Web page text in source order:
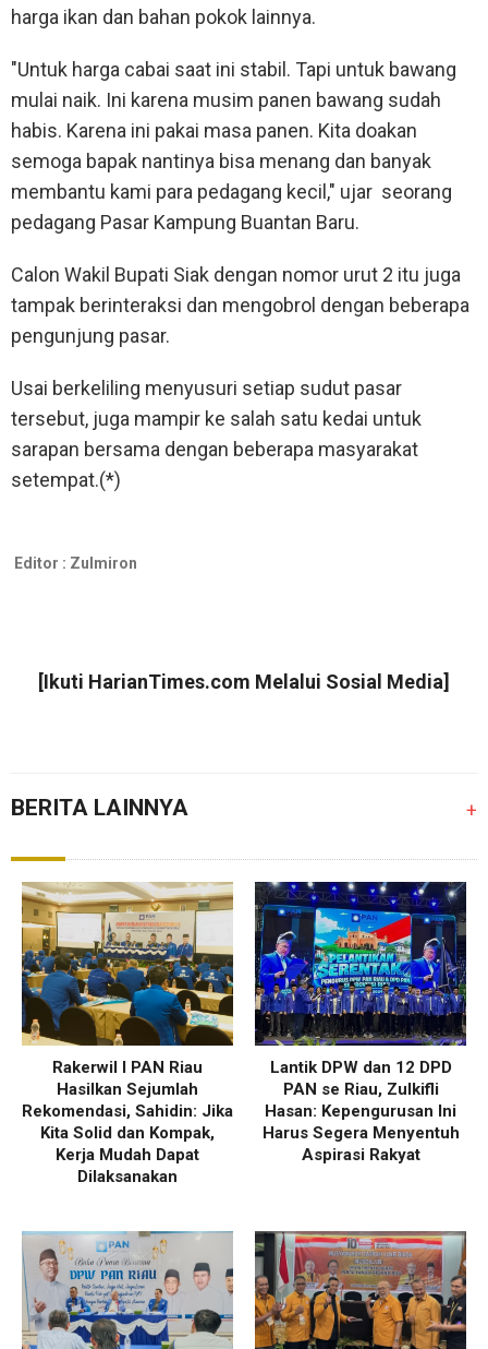
harga ikan dan bahan pokok lainnya.
"Untuk harga cabai saat ini stabil. Tapi untuk bawang
mulai naik. Ini karena musim panen bawang sudah
habis. Karena ini pakai masa panen. Kita doakan
semoga bapak nantinya bisa menang dan banyak
membantu kami para pedagang kecil," ujar seorang
pedagang Pasar Kampung Buantan Baru.
Calon Wakil Bupati Siak dengan nomor urut 2 itu juga
tampak berinteraksi dan mengobrol dengan beberapa
pengunjung pasar.
Usai berkeliling menyusuri setiap sudut pasar
tersebut, juga mampir ke salah satu kedai untuk
sarapan bersama dengan beberapa masyarakat
setempat.(*)
Editor : Zulmiron
[Ikuti HarianTimes.com Melalui Sosial Media]
BERITA LAINNYA +
Rakerwil I PAN Riau
Hasilkan Sejumlah
Rekomendasi, Sahidin: Jika
Kita Solid dan Kompak,
Kerja Mudah Dapat
Dilaksanakan
Lantik DPW dan 12 DPD
PAN se Riau, Zulkifli
Hasan: Kepengurusan Ini
Harus Segera Menyentuh
Aspirasi Rakyat